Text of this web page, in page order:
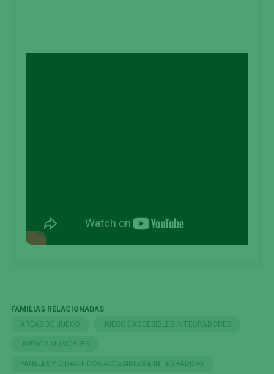
FAMILIAS RELACIONADAS
AREAS DE JUEGO
JUEGOS ACCESIBLES INTEGRADORES
JUEGOS MUSICALES
PANELES Y DIDACTICOS ACCESIBLES E INTEGRADORE